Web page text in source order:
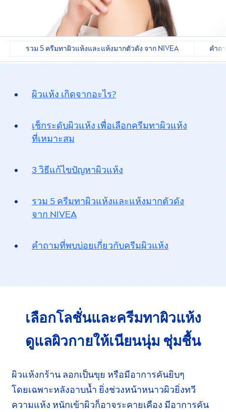
รวม 5 ครีมทาผิวแห้งและแห้งมากตัวดัง จาก NIVEA คำถ
ผิวแห้ง เกิดจากอะไร?
เช็กระดับผิวแห้ง เพื่อเลือกครีมทาผิวแห้ง
ที่เหมาะสม
3 วิธีแก้ไขปัญหาผิวแห้ง
รวม 5 ครีมทาผิวแห้งและแห้งมากตัวดัง
จาก NIVEA
คำถามที่พบบ่อยเกี่ยวกับครีมผิวแห้ง
เลือกโลชั่นและครีมทาผิวแห้ง
ดูแลผิวกายให้เนียนนุ่ม ชุ่มชื้น
ผิวแห้งกร้าน ลอกเป็นขุย หรือมีอาการคันยิบๆ
โดยเฉพาะหลังอาบน้ำ ยิ่งช่วงหน้าหนาวผิวยิ่งทวี
ความแห้ง หนักเข้าผิวก็อาจระคายเคือง มีอาการคัน